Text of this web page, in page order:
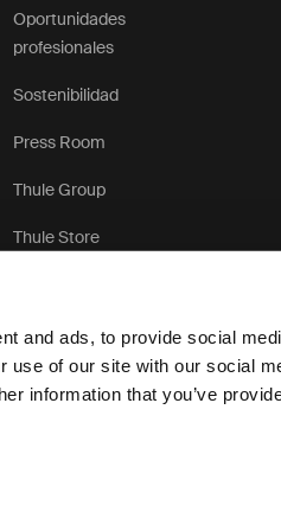
and ads, to provide social
use of our site with our social
information that you’ve
Oportunidades
profesionales
Sostenibilidad
Press Room
Thule Group
Thule Store